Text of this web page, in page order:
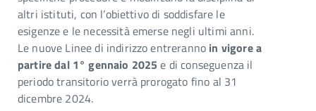
altri istituti, con l’obiettivo di soddisfare le
esigenze e le necessità emerse negli ultimi anni.
Le nuove Linee di indirizzo entreranno in vigore a
partire dal 1° gennaio 2025 e di conseguenza il
periodo transitorio verrà prorogato fino al 31
dicembre 2024.